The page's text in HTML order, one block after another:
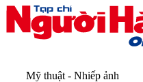
Mỹ thuật - Nhiếp ảnh